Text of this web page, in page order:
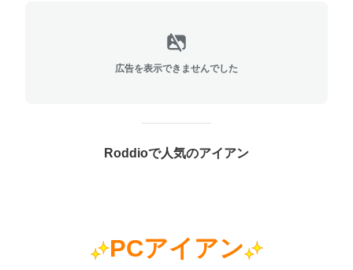
広告を表示できませんでした
Roddioで人気のアイアン
PCアイアン